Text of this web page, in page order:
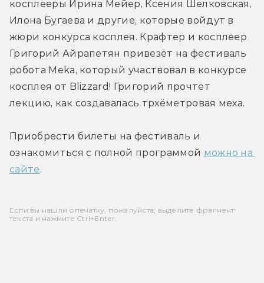
косплееры Ирина Мейер, Ксения Шелковская,
Илона Бугаева и другие, которые войдут в
жюри конкурса косплея. Крафтер и косплеер
Григорий Айрапетян привезёт на фестиваль
робота Meka, который участвовал в конкурсе
косплея от Blizzard! Григорий прочтёт
лекцию, как создавалась трхёметровая меха.
Приобрести билеты на фестиваль и
ознакомиться с полной программой можно на
сайте.
Если вы нашли опечатку, пожалуйста, выделите фрагмент
текста и нажмите Ctrl+Enter.